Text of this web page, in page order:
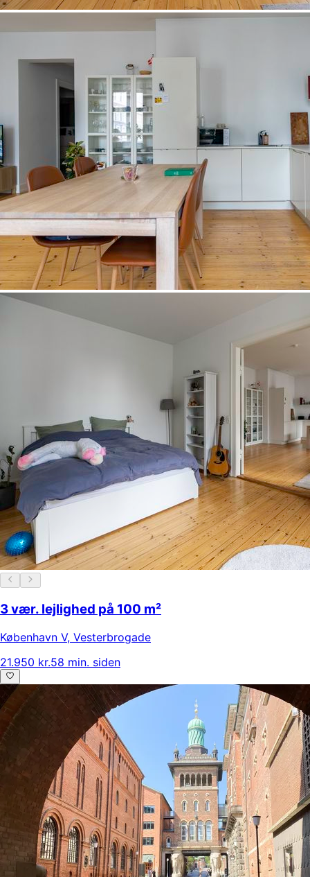
3 vær. lejlighed på 100 m²
København V, Vesterbrogade
21.950 kr.58 min. siden